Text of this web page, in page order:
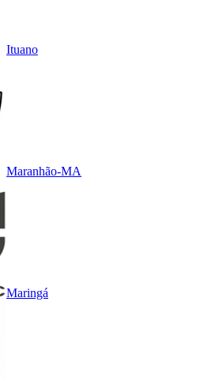
Ituano
Maranhão-MA
Maringá